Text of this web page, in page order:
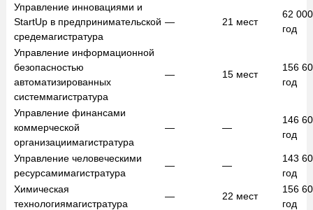
Управление инновациями и
StartUp в предпринимательской
средемагистратура
— 21 мест
62
год
Управление информационной
безопасностью
автоматизированных
системмагистратура
— 15 мест
156
год
Управление финансами
коммерческой
организациимагистратура
— —
146
год
Управление человеческими
ресурсамимагистратура
— —
143
год
Химическая
технологиямагистратура
— 22 мест
156
год